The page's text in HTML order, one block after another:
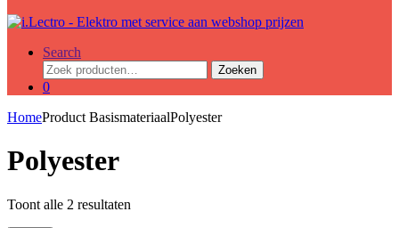
Search
Zoeken
naar:
Zoeken
0
HomeProduct BasismateriaalPolyester
Polyester
Toont alle 2 resultaten